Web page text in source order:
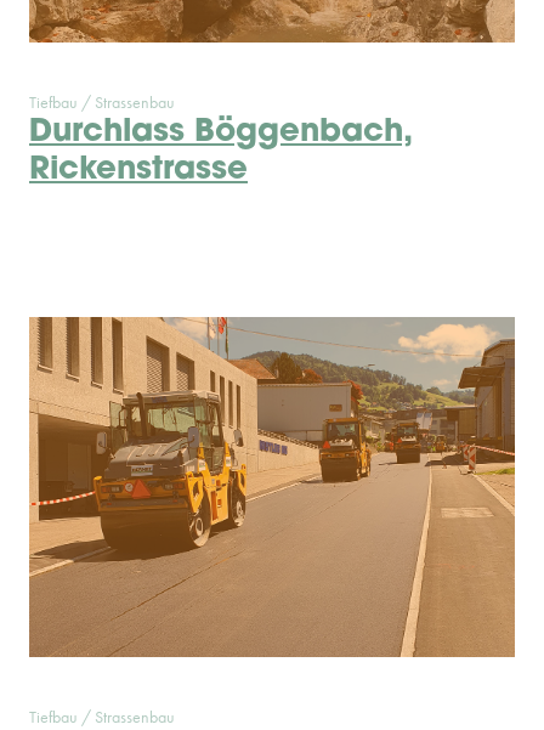
Tiefbau / Strassenbau
Durchlass Böggenbach,
Rickenstrasse
Tiefbau / Strassenbau